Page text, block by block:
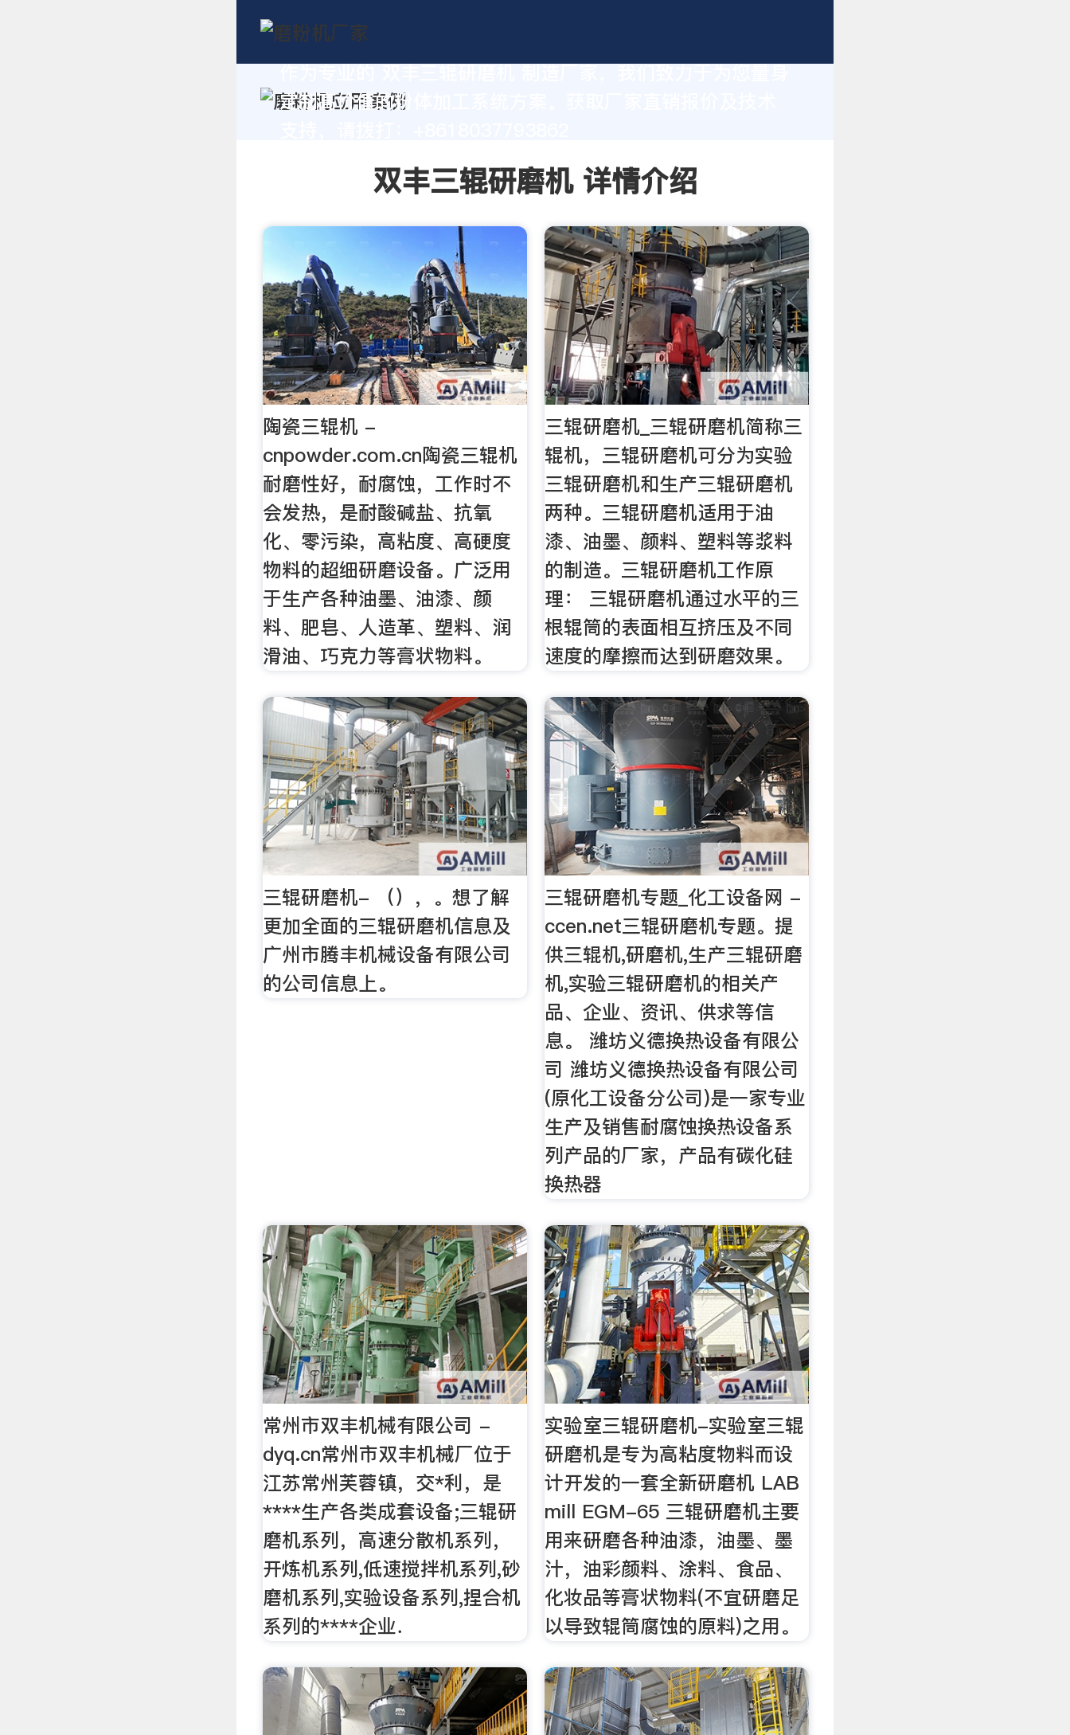
定制高价值的粉体加工系统方案。获取厂家直销报价及技术
双丰三辊研磨机 详情介绍
陶瓷三辊机 -
cnpowder.com.cn陶瓷三辊机
耐磨性好，耐腐蚀，工作时不
会发热，是耐酸碱盐、抗氧
化、零污染，高粘度、高硬度
物料的超细研磨设备。广泛用
于生产各种油墨、油漆、颜
料、肥皂、人造革、塑料、润
滑油、巧克力等膏状物料。
三辊研磨机_三辊研磨机简称三
辊机，三辊研磨机可分为实验
三辊研磨机和生产三辊研磨机
两种。三辊研磨机适用于油
漆、油墨、颜料、塑料等浆料
的制造。三辊研磨机工作原
理： 三辊研磨机通过水平的三
根辊筒的表面相互挤压及不同
速度的摩擦而达到研磨效果。
三辊研磨机- （），。想了解
更加全面的三辊研磨机信息及
广州市腾丰机械设备有限公司
的公司信息上。
三辊研磨机专题_化工设备网 -
ccen.net三辊研磨机专题。提
供三辊机,研磨机,生产三辊研磨
机,实验三辊研磨机的相关产
品、企业、资讯、供求等信
息。 潍坊义德换热设备有限公
司 潍坊义德换热设备有限公司
(原化工设备分公司)是一家专业
生产及销售耐腐蚀换热设备系
列产品的厂家，产品有碳化硅
换热器
常州市双丰机械有限公司 -
dyq.cn常州市双丰机械厂位于
江苏常州芙蓉镇，交*利，是
****生产各类成套设备;三辊研
磨机系列，高速分散机系列，
开炼机系列,低速搅拌机系列,砂
磨机系列,实验设备系列,捏合机
系列的****企业．
实验室三辊研磨机-实验室三辊
研磨机是专为高粘度物料而设
计开发的一套全新研磨机 LAB
mill EGM-65 三辊研磨机主要
用来研磨各种油漆，油墨、墨
汁，油彩颜料、涂料、食品、
化妆品等膏状物料(不宜研磨足
以导致辊筒腐蚀的原料)之用。